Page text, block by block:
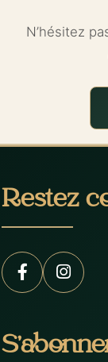
N’hésitez
Restez